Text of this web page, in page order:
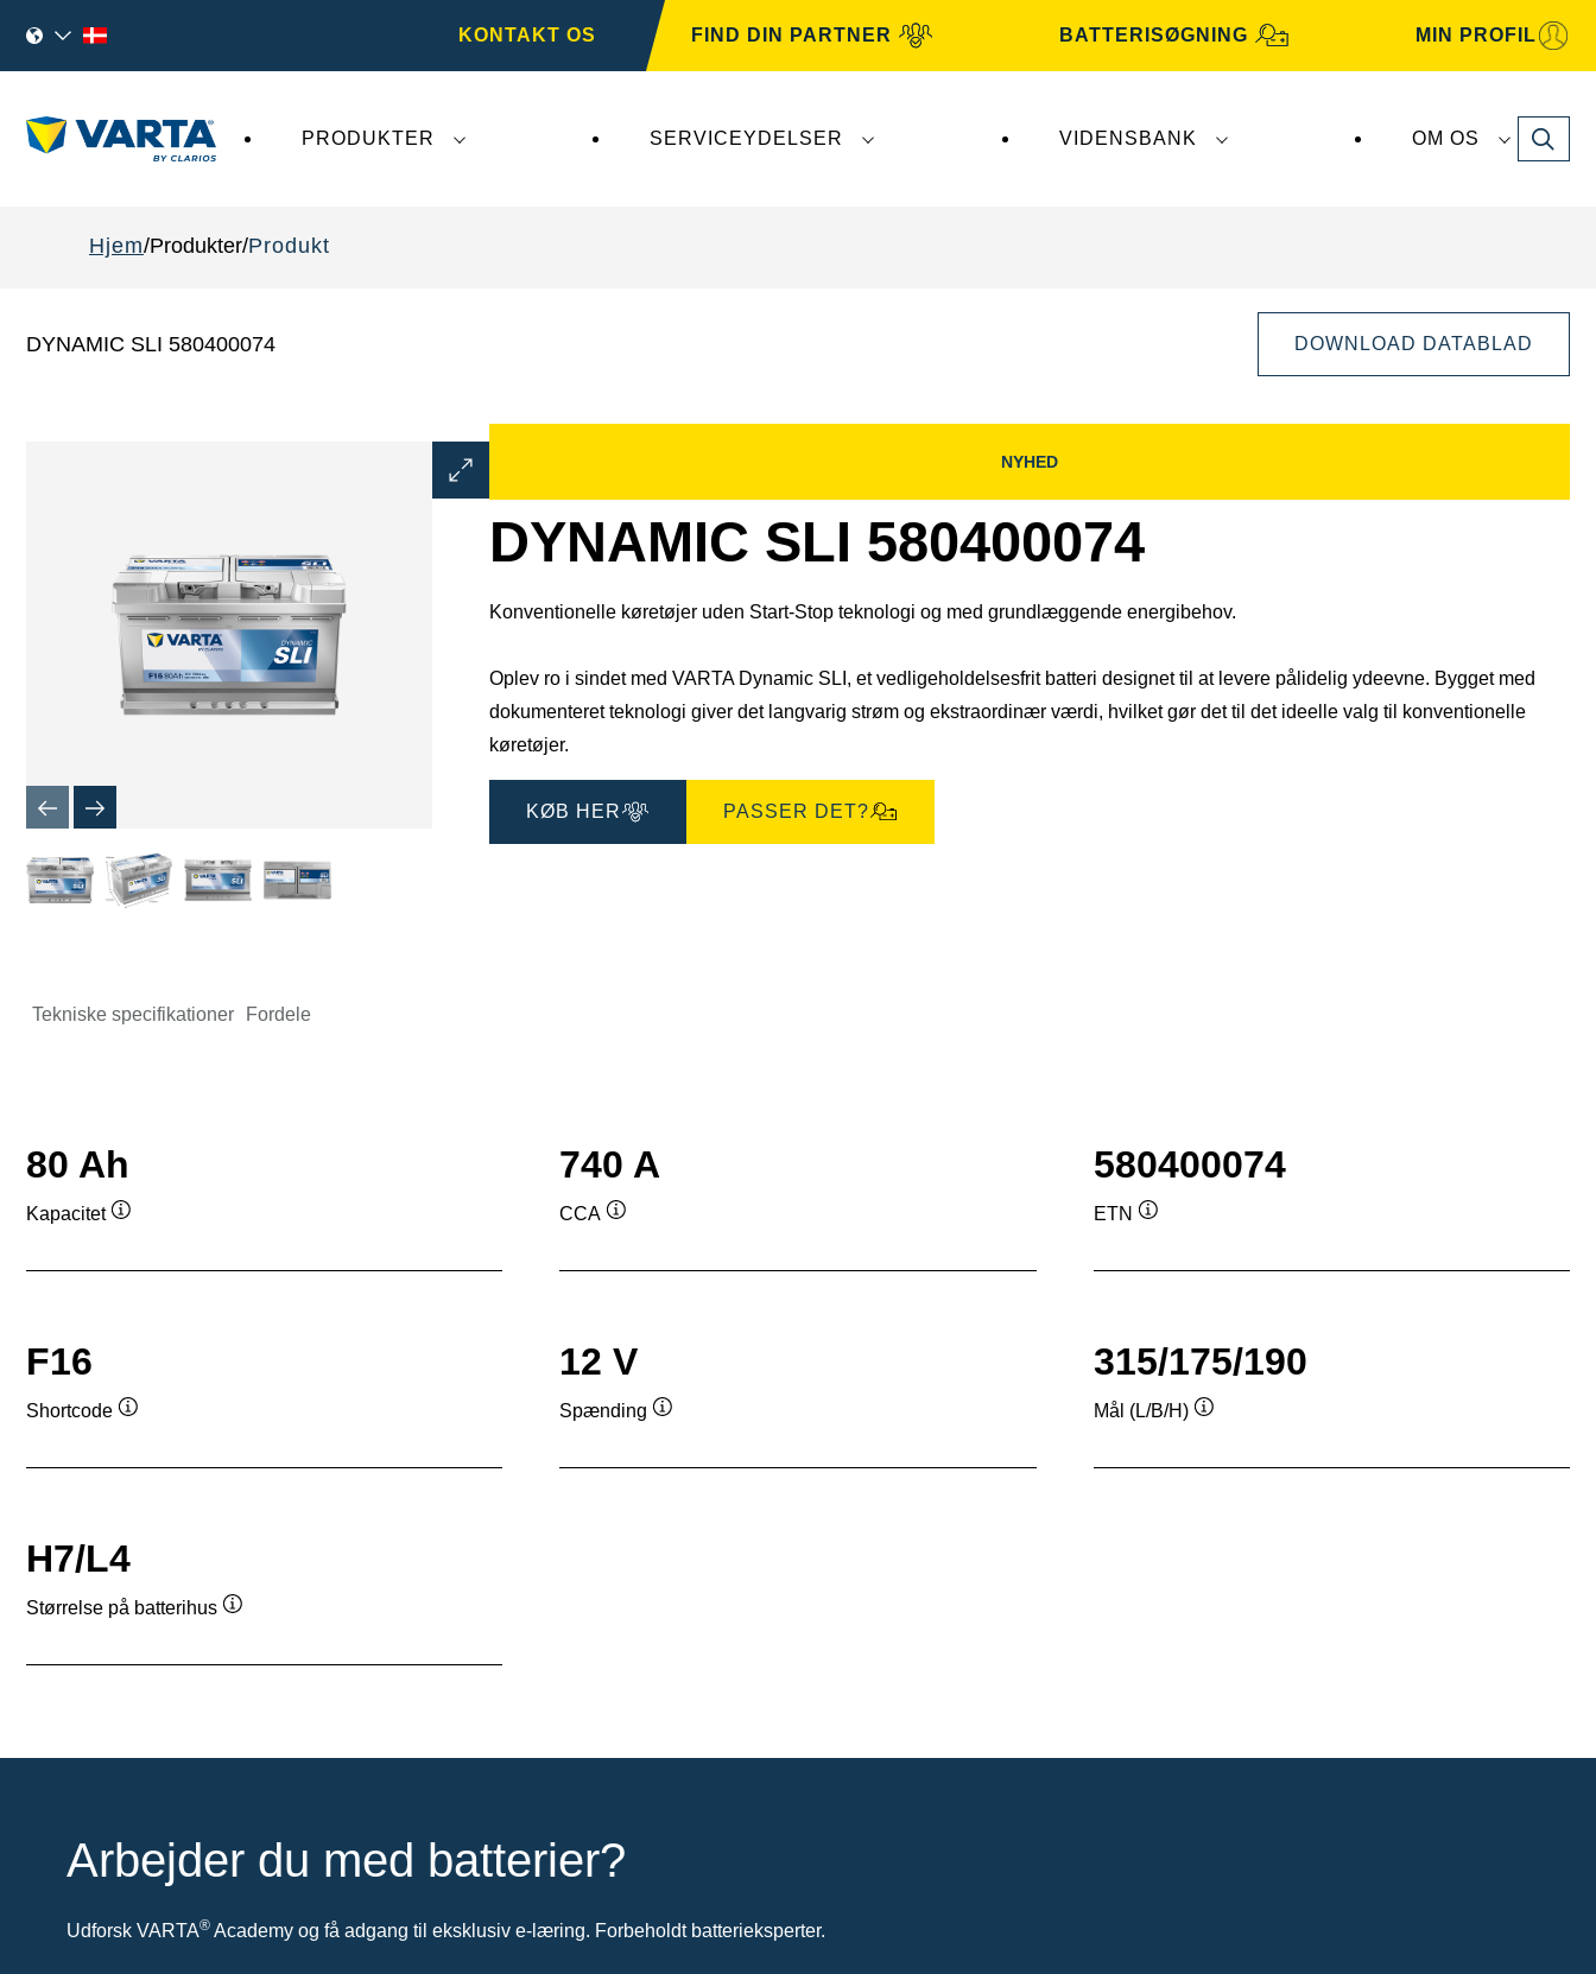
KONTAKT OS FIND DIN PARTNER BATTERISØGNING MIN PROFIL
PRODUKTER SERVICEYDELSER VIDENSBANK OM OS Search
Hjem Produkter Produkt
DYNAMIC SLI 580400074 DOWNLOAD DATABLAD
Åbn
billeddialog
NYHED
DYNAMIC SLI 580400074
Konventionelle køretøjer uden Start-Stop teknologi og med grundlæggende energibehov.
Oplev ro i sindet med VARTA Dynamic SLI, et vedligeholdelsesfrit batteri designet til at levere pålidelig ydeevne. Bygget med
dokumenteret teknologi giver det langvarig strøm og ekstraordinær værdi, hvilket gør det til det ideelle valg til konventionelle
køretøjer.
KØB HER PASSER DET?
Tekniske specifikationer Fordele
80 Ah
Kapacitet
740 A
CCA
580400074
ETN
F16
Shortcode
12 V
Spænding
315/175/190
Mål (L/B/H)
H7/L4
Størrelse på batterihus
Arbejder du med batterier?
Udforsk VARTA® Academy og få adgang til eksklusiv e-læring. Forbeholdt batterieksperter.